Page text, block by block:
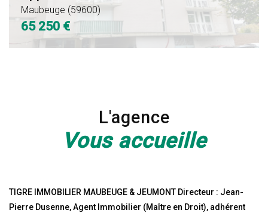
Maubeuge (59600)
65 250 €
250
€
000
€
L'agence
Vous accueille
TIGRE IMMOBILIER MAUBEUGE & JEUMONT Directeur : Jean-
Pierre Dusenne, Agent Immobilier (Maître en Droit), adhérent